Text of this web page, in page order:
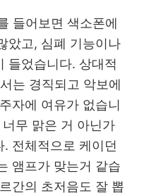
들어보면 색소폰에
았고, 심폐 기능이나
들었습니다. 상대적
는 경직되고 악보에
자에 여유가 없습니
무 맑은 거 아닌가
전체적으로 케이던
앰프가 맞는거 같습
간의 초저음도 잘 뽑